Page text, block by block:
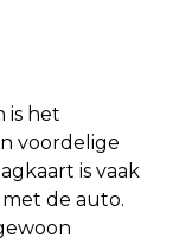
is het
voordelige
is vaak
de auto.